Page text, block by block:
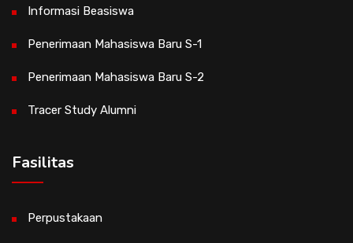
Informasi Beasiswa
Penerimaan Mahasiswa Baru S-1
Penerimaan Mahasiswa Baru S-2
Tracer Study Alumni
Fasilitas
Perpustakaan